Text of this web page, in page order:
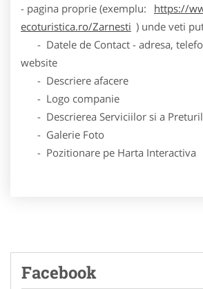
- pagina proprie (exemplu:
https://
ecoturistica.ro/Zarnesti ) unde veti
- Datele de Contact - adresa,
website
- Descriere afacere
- Logo companie
- Descrierea Serviciilor si a
- Galerie Foto
- Pozitionare pe Harta Interactiva
Facebook